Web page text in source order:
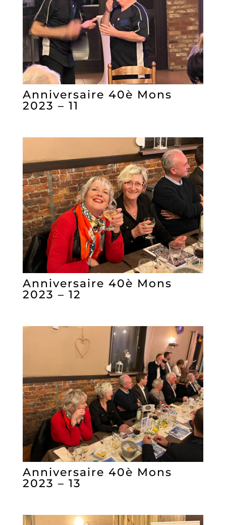
Anniversaire 40è Mons
2023 – 11
Anniversaire 40è Mons
2023 – 12
Anniversaire 40è Mons
2023 – 13